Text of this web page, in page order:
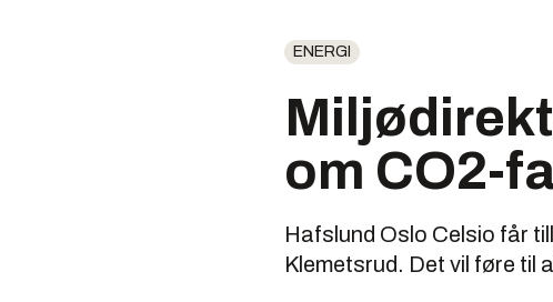
ENERGI
om CO2-
Hafslund Oslo Celsio får
Klemetsrud. Det vil føre til